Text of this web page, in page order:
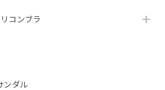
コンブラ
ンダル